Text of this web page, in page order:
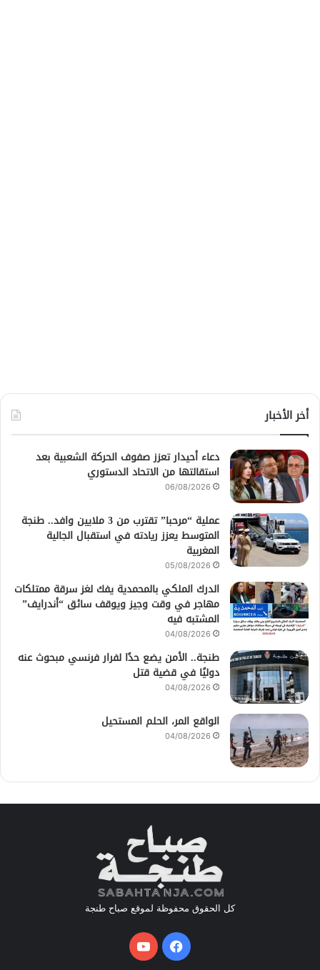
أخر الأخبار
دعاء أحيدار تعزز صفوف الحركة الشعبية بعد
استقالتها من الاتحاد الدستوري
06/08/2026
عملية “مرحبا” تقترب من 3 ملايين وافد.. طنجة
المتوسط يعزز ريادته في استقبال الجالية
المغربية
05/08/2026
الدرك الملكي بالمحمدية يفك لغز سرقة ممتلكات
مهاجر في وقت وجيز ويوقف سائق “أندرايف”
المشتبه فيه
04/08/2026
طنجة.. الأمن يضع حدًا لفرار فرنسي مبحوث عنه
دوليًا في قضية قتل
04/08/2026
الواقع المر، الحلم المستحيل
04/08/2026
كل الحقوق محفوظة لموقع صباح طنجة
فيسبوكيوتيوب